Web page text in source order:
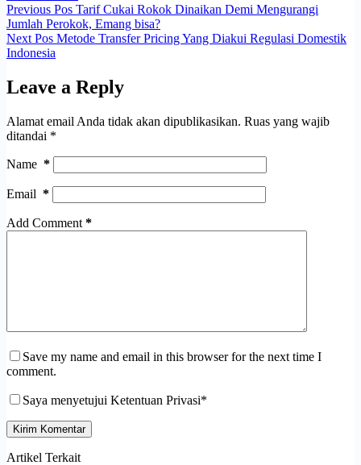
Previous Pos Tarif Cukai Rokok Dinaikan Demi Mengurangi
Jumlah Perokok, Emang bisa?
Next Pos Metode Transfer Pricing Yang Diakui Regulasi Domestik
Indonesia
Leave a Reply
Alamat email Anda tidak akan dipublikasikan. Ruas yang wajib
ditandai *
Name *
Email *
Add Comment *
Save my name and email in this browser for the next time I
comment.
Saya menyetujui Ketentuan Privasi*
Kirim Komentar
Artikel Terkait